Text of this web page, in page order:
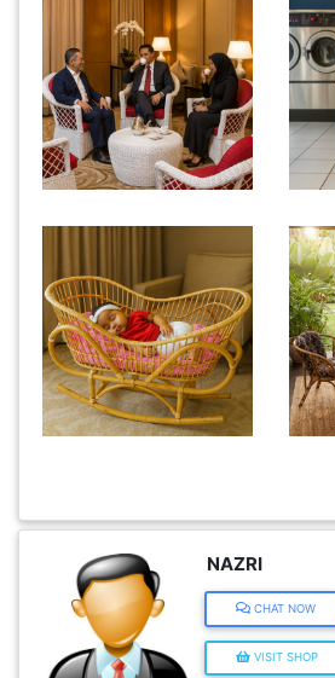
NAZRI
CHAT NOW
VISIT SHOP
PERNIAGAAN(41)
KENDERAAN(6)
SUKAN/HOBI(2)
PERCUTIAN
PELANCONGAN(1)
&
BARANG
PERIBADI(4)
PEKERJAAN(0)